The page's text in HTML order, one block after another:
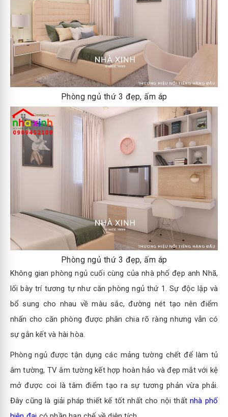
Phòng ngủ thứ 3 đẹp, ấm áp
Phòng ngủ thứ 3 đẹp, ấm áp
Không gian phòng ngủ cuối cùng của nhà phố đẹp anh Nhã,
lối bày trí tương tự như căn phòng ngủ thứ 1. Sự độc lập và
bổ sung cho nhau về màu sắc, đường nét tạo nên điểm
nhấn cho căn phòng được phân chia rõ ràng nhưng vẫn có
sự gắn kết và hài hòa.
Phòng ngủ được tận dụng các mảng tường chết để làm tủ
âm tường, TV âm tường kết hợp hoàn hảo và đẹp mắt với kệ
mở được coi là tâm điểm tạo ra sự tương phản vừa phải.
Đây cũng là giải pháp thiết kế tốt nhất cho nội thấtnhà phố